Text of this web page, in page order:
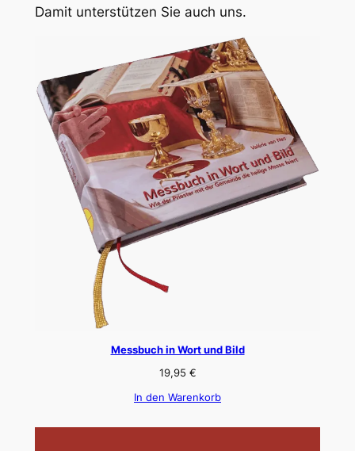
Damit unterstützen Sie auch uns.
Messbuch in Wort und Bild
19,95 €
In den Warenkorb